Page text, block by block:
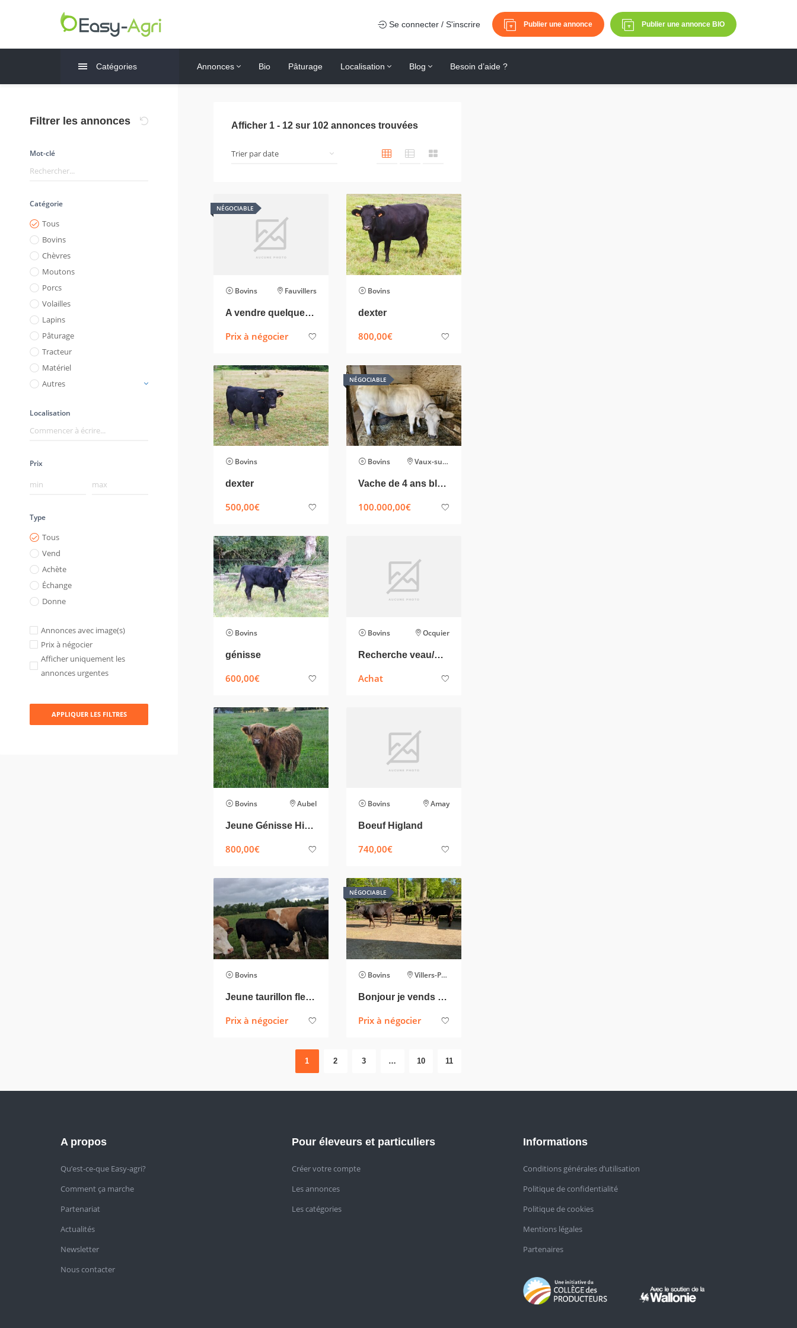
Se connecter / S'inscrire Publier une annonce Publier une annonce BIO
Catégories Annonces Bio Pâturage Localisation Blog Besoin d’aide ?
Filtrer les annonces
Mot-clé
Catégorie
Tous
Bovins
Chèvres
Moutons
Porcs
Volailles
Lapins
Pâturage
Tracteur
Matériel
Autres
Localisation
Prix
Type
Tous
Vend
Achète
Échange
Donne
Annonces avec image(s)
Prix à négocier
Afficher uniquement les
annonces urgentes
APPLIQUER LES FILTRES
Afficher 1 - 12 sur 102 annonces trouvées
NÉGOCIABLE
Bovins Fauvillers
A vendre quelques genisses
Prix à négocier
Bovins
dexter
800,00€
Bovins
dexter
500,00€
NÉGOCIABLE
Bovins Vaux-sur-Sûre
Vache de 4 ans bleu mixte X BBB
100.000,00€
Bovins
génisse
600,00€
Bovins Ocquier
Recherche veau/génisse Dexter
Achat
Bovins Aubel
Jeune Génisse Highland
800,00€
Bovins Amay
Boeuf Higland
740,00€
Bovins
Jeune taurillon fleckvieh
Prix à négocier
NÉGOCIABLE
Bovins Villers-Perwin
Bonjour je vends 6 génisses wagyu
Prix à négocier
1 2 3 … 10 11
A propos
Qu’est-ce-que Easy-agri?
Comment ça marche
Partenariat
Actualités
Newsletter
Nous contacter
Pour éleveurs et particuliers
Créer votre compte
Les annonces
Les catégories
Informations
Conditions générales d’utilisation
Politique de confidentialité
Politique de cookies
Mentions légales
Partenaires